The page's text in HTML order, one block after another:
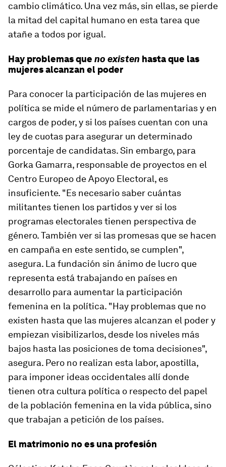
cambio climático. Una vez más, sin ellas, se pierde
la mitad del capital humano en esta tarea que
atañe a todos por igual.
Hay problemas que no existen hasta que las
mujeres alcanzan el poder
Para conocer la participación de las mujeres en
política se mide el número de parlamentarias y en
cargos de poder, y si los países cuentan con una
ley de cuotas para asegurar un determinado
porcentaje de candidatas. Sin embargo, para
Gorka Gamarra, responsable de proyectos en el
Centro Europeo de Apoyo Electoral, es
insuficiente. "Es necesario saber cuántas
militantes tienen los partidos y ver si los
programas electorales tienen perspectiva de
género. También ver si las promesas que se hacen
en campaña en este sentido, se cumplen",
asegura. La fundación sin ánimo de lucro que
representa está trabajando en países en
desarrollo para aumentar la participación
femenina en la política. "Hay problemas que no
existen hasta que las mujeres alcanzan el poder y
empiezan visibilizarlos, desde los niveles más
bajos hasta las posiciones de toma decisiones",
asegura. Pero no realizan esta labor, apostilla,
para imponer ideas occidentales allí donde
tienen otra cultura política o respecto del papel
de la población femenina en la vida pública, sino
que trabajan a petición de los países.
El matrimonio no es una profesión